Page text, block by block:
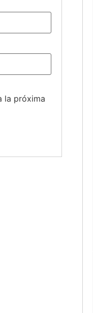
la próxima